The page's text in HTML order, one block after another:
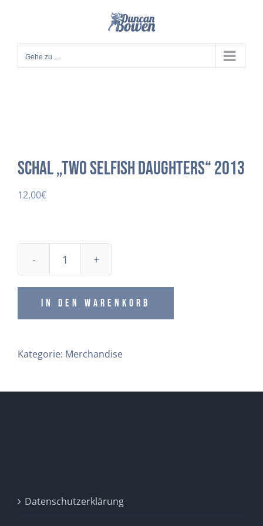
springen
Gehe zu ...
Schal „two selfish daughters“ 2013
12,00€
Schal
selfish
daughters"
Menge
In den Warenkorb
Kategorie: Merchandise
Datenschutzerklärung